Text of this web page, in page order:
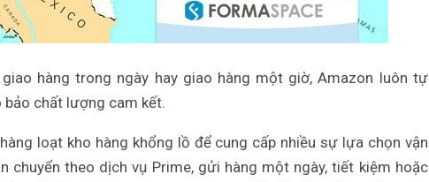
hàng trong ngày hay giao hàng một giờ, Amazon luôn tự
bảo chất lượng cam kết.
loạt kho hàng khổng lồ để cung cấp nhiều sự lựa chọn vận
chuyển theo dịch vụ Prime, gửi hàng một ngày, tiết kiệm hoặc